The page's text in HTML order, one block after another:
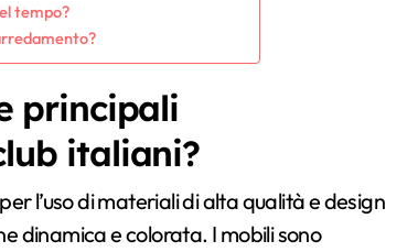
tempo?
principali
italiani?
l’uso di materiali di alta qualità e design
dinamica e colorata. I mobili sono